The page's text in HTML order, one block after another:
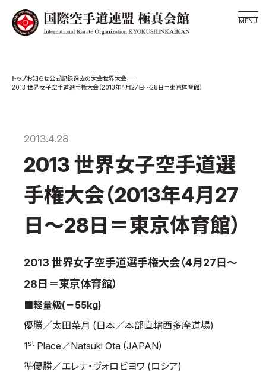
スケジュール
松井章奎館長 紹介
極真の歴史
極真会館のご案内
極真会館の概要
各委員会紹介
国際空手道連盟について
本部からのお知らせ
支部からのお知らせ
公式大会
お知らせ公式記録過去の大会世界大会
2013 世界女子空手道選手権大会（2013年4月27日～28日＝東京体育館）
2013.4.28
2013 世界女子空手道選
手権大会（2013年4月27
日～28日＝東京体育館）
2013 世界女子空手道選手権大会（4月27日～
28日＝東京体育館）
■軽量級(－55kg)
優勝／太田菜月 (日本／本部直轄西多摩道場)
1st Place／Natsuki Ota (JAPAN)
準優勝／エレナ・ヴォロビヨワ (ロシア)